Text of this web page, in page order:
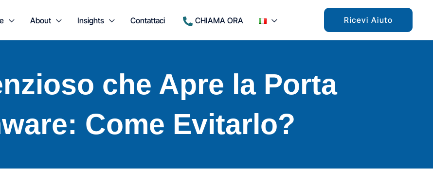
About Insights Contattaci CHIAMA ORA Ricevi Aiuto
che Apre la Porta
Come Evitarlo?